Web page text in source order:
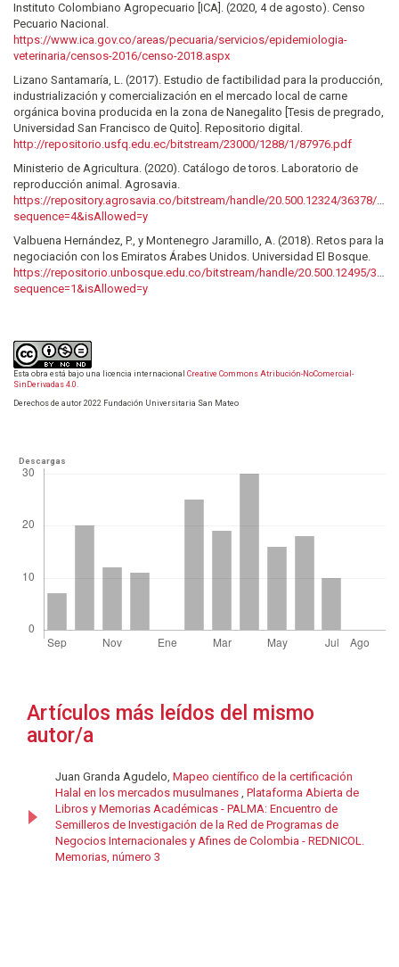
Instituto Colombiano Agropecuario [ICA]. (2020, 4 de agosto). Censo
Pecuario Nacional.
https://www.ica.gov.co/areas/pecuaria/servicios/epidemiologia-
veterinaria/censos-2016/censo-2018.aspx
Lizano Santamaría, L. (2017). Estudio de factibilidad para la producción,
industrialización y comercialización en el mercado local de carne
orgánica bovina producida en la zona de Nanegalito [Tesis de pregrado,
Universidad San Francisco de Quito]. Repositorio digital.
http://repositorio.usfq.edu.ec/bitstream/23000/1288/1/87976.pdf
Ministerio de Agricultura. (2020). Catálogo de toros. Laboratorio de
reproducción animal. Agrosavia.
https://repository.agrosavia.co/bitstream/handle/20.500.12324/36378/
sequence=4&isAllowed=y
Valbuena Hernández, P., y Montenegro Jaramillo, A. (2018). Retos para la
negociación con los Emiratos Árabes Unidos. Universidad El Bosque.
https://repositorio.unbosque.edu.co/bitstream/handle/20.500.12495/
sequence=1&isAllowed=y
Esta obra está bajo una licencia internacional Creative Commons Atribución-NoComercial-
SinDerivadas 4.0.
Derechos de autor 2022 Fundación Universitaria San Mateo
Descargas
Artículos más leídos del mismo
autor/a
Juan Granda Agudelo, Mapeo científico de la certificación
Halal en los mercados musulmanes , Plataforma Abierta de
Libros y Memorias Académicas - PALMA: Encuentro de
Semilleros de Investigación de la Red de Programas de
Negocios Internacionales y Afines de Colombia - REDNICOL.
Memorias, número 3